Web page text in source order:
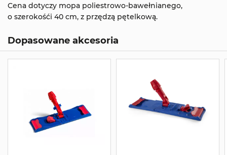
Cena dotyczy mopa poliestrowo-bawełnianego,
o szerokośći 40 cm, z przędzą pętelkową.
Dopasowane akcesoria